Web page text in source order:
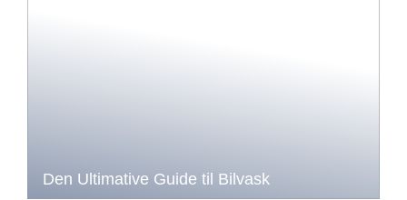
Den Ultimative Guide til Bilvask